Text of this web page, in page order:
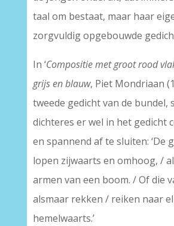
taal om bestaat, maar haar
zorgvuldig opgebouwde
In ‘Compositie met groot rood
grijs en blauw, Piet Mondriaan
tweede gedicht van de bundel,
dichteres er wel in het gedicht
en spannend af te sluiten: ‘De
lopen zijwaarts en omhoog, /
armen van een boom. / Of die
alsmaar rekken / reiken naar
hemelwaarts.’